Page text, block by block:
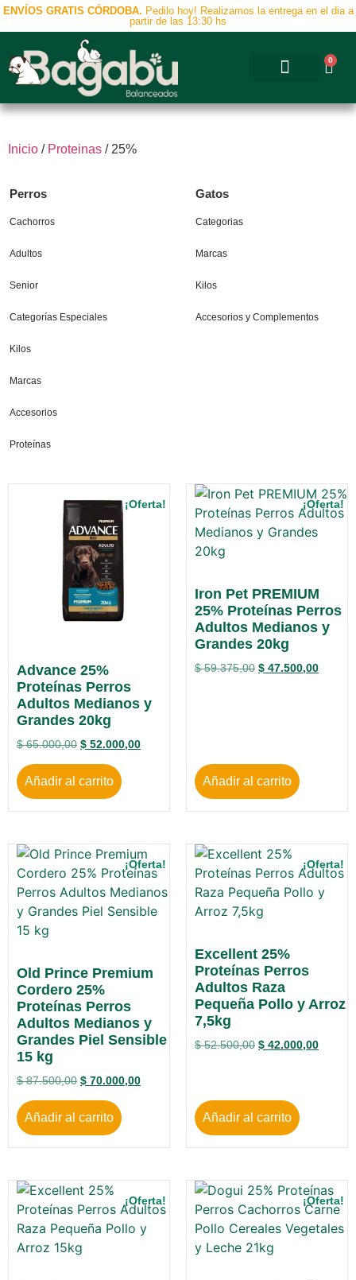
ENVÍOS GRATIS CÓRDOBA. Pedilo hoy! Realizamos la entrega en el dia a
partir de las 13:30 hs
0
Inicio / Proteinas / 25%
Perros
Cachorros
Adultos
Senior
Categorías Especiales
Kilos
Marcas
Accesorios
Proteínas
Gatos
Categorias
Marcas
Kilos
Accesorios y Complementos
¡Oferta!
Advance 25%
Proteínas Perros
Adultos Medianos y
Grandes 20kg
$65.000,00 $ 52.000,00
Añadir al carrito
¡Oferta!
Iron Pet PREMIUM
25% Proteínas Perros
Adultos Medianos y
Grandes 20kg
$59.375,00 $ 47.500,00
Añadir al carrito
¡Oferta!
Old Prince Premium
Cordero 25%
Proteínas Perros
Adultos Medianos y
Grandes Piel Sensible
15 kg
$87.500,00 $ 70.000,00
Añadir al carrito
¡Oferta!
Excellent 25%
Proteínas Perros
Adultos Raza
Pequeña Pollo y Arroz
7,5kg
$52.500,00 $ 42.000,00
Añadir al carrito
¡Oferta! ¡Oferta!